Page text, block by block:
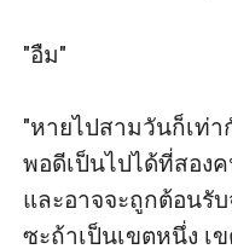
"อืม"
"หายไปสามวันก็เท่า
พอดีเป็นไปได้ที่สอง
และอาจจะถูกต้อนรั
ซะถ้าเป็นเขตหนึ่ง เ